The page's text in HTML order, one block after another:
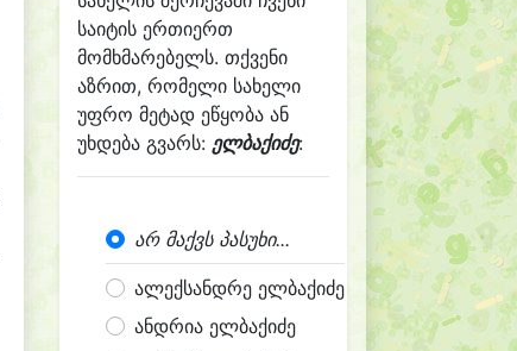
საიტის ერთიერთ
მომხმარებელს. თქვენი
აზრით, რომელი სახელი
უფრო მეტად ეწყობა ან
უხდება გვარს: ელბაქიძე:
არ მაქვს პასუხი...
ალექსანდრე ელბაქიძე
ანდრია ელბაქიძე